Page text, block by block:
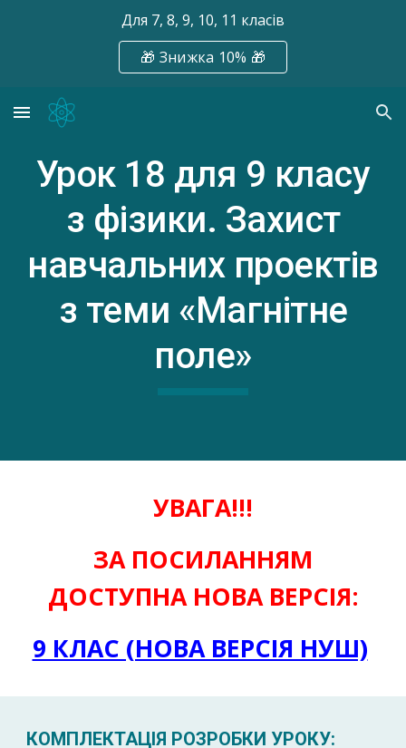
Skip to main content
Для 7, 8, 9, 10, 11 класів
🎁 Знижка 10% 🎁
Урок 18 для 9 класу
з фізики. Захист
навчальних проектів
з теми «Магнітне
поле»
УВАГА!!!
ЗА ПОСИЛАННЯМ
ДОСТУПНА НОВА ВЕРСІЯ:
9 КЛАС (НОВА ВЕРСІЯ НУШ)
КОМПЛЕКТАЦІЯ РОЗРОБКИ УРОКУ: